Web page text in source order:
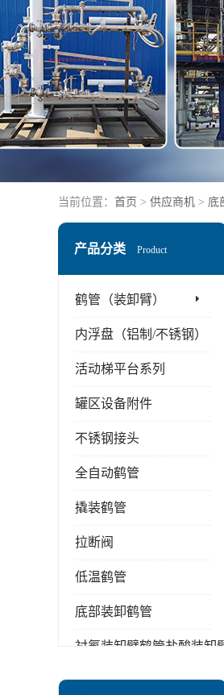
当前位置： 首页 > 供应商机 > 底
产品分类 Product
鹤管（装卸臂）
内浮盘（铝制/不锈钢）
活动梯平台系列
罐区设备附件
不锈钢接头
全自动鹤管
撬装鹤管
拉断阀
低温鹤管
底部装卸鹤管
衬氟装卸臂鹤管盐酸装卸
顶部装卸车鹤管